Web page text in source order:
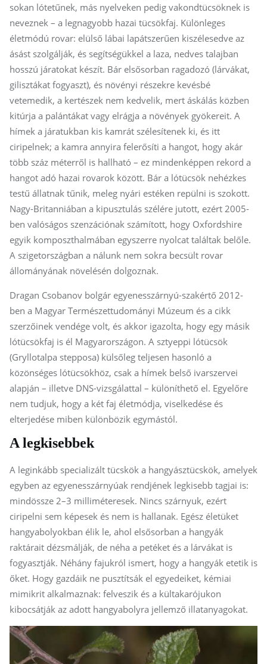
sokan lótetűnek, más nyelveken pedig vakond­tü­csöknek is
neveznek – a legnagyobb hazai tücsökfaj. Különleges
életmódú rovar: elülső lábai lapátszerűen kiszélesedve az
ásást szolgálják, és segítségükkel a laza, nedves talajban
hosszú járatokat készít. Bár elsősorban ragadozó (lárvákat,
gilisztákat fogyaszt), és növényi részekre kevésbé
vetemedik, a kertészek nem kedvelik, mert áskálás közben
kitúrja a palántákat vagy elrágja a növények gyökereit. A
hímek a járatukban kis kamrát szélesítenek ki, és itt
ciripelnek; a kamra annyira felerősíti a hangot, hogy akár
több száz méterről is hallható – ez mindenképpen rekord a
hangot adó hazai rovarok között. Bár a lótücsök nehézkes
testű állatnak tűnik, meleg nyári estéken repülni is szokott.
Nagy-Britanniában a kipusztulás szélére jutott, ezért 2005-
ben valóságos szenzációnak számított, hogy Oxfordshire
egyik komposzthalmában egyszerre nyolcat találtak belőle.
A szigetországban a nálunk nem sokra becsült rovar
állományának növelésén dolgoznak.
Dragan Csobanov bolgár egyenesszárnyú-szakértő 2012-
ben a Magyar Természettudományi Múzeum és a cikk
szerzőinek vendége volt, és akkor igazolta, hogy egy másik
lótücsökfaj is él Magyarországon. A sztyeppi lótücsök
(Gryllotalpa stepposa) külsőleg teljesen hasonló a
közönséges lótücsökhöz, csak a hímek belső ivarszervei
alapján – illetve DNS-vizsgálattal – különíthető el. Egyelőre
nem tudjuk, hogy a két faj életmódja, viselkedése és
elterjedése miben különbözik egymástól.
A legkisebbek
A leginkább specializált tücskök a hangyásztücskök, amelyek
egyben az egyenesszárnyúak rendjének legkisebb tagjai is:
mindössze 2–3 milliméteresek. Nincs szárnyuk, ezért
ciripelni sem képesek és nem is hallanak. Egész életüket
hangyabolyokban élik le, ahol elsősorban a hangyák
raktárait dézsmálják, de néha a petéket és a lárvákat is
fogyasztják. Néhány fajukról ismert, hogy a hangyák etetik is
őket. Hogy gazdáik ne pusztítsák el egyedeiket, kémiai
mimikrit alkalmaznak: felveszik és a kültakarójukon
kibocsátják az adott hangyabolyra jellemző illatanyagokat.